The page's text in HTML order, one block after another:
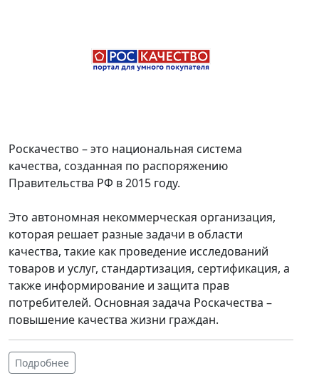
Роскачество – это национальная система
качества, созданная по распоряжению
Правительства РФ в 2015 году.
Это автономная некоммерческая организация,
которая решает разные задачи в области
качества, такие как проведение исследований
товаров и услуг, стандартизация, сертификация, а
также информирование и защита прав
потребителей. Основная задача Роскачества –
повышение качества жизни граждан.
Подробнее